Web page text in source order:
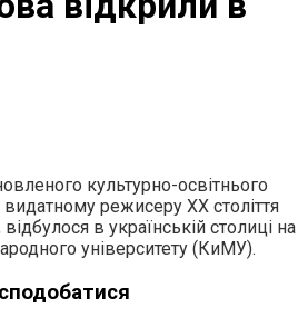
культурно-освітнього
режисеру ХХ століття
в українській столиці на
університету (КиМУ).